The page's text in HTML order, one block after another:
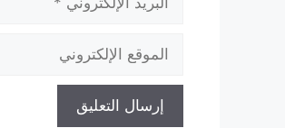
الإلكتروني
الإلكتروني